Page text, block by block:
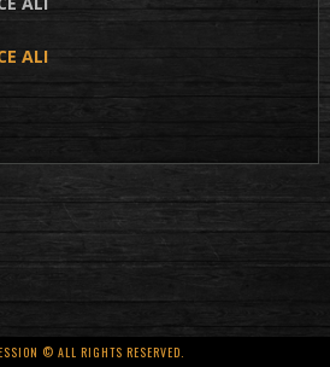
ALI
© ALL RIGHTS RESERVED.